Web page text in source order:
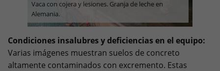
Vaca con cojera y lesiones. Granja de leche en
Alemania.
Condiciones insalubres y deficiencias en el equipo:
Varias imágenes muestran suelos de concreto
altamente contaminados con excremento. Estas